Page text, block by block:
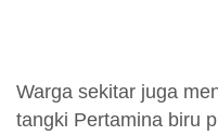
Warga sekitar juga
tangki Pertamina biru